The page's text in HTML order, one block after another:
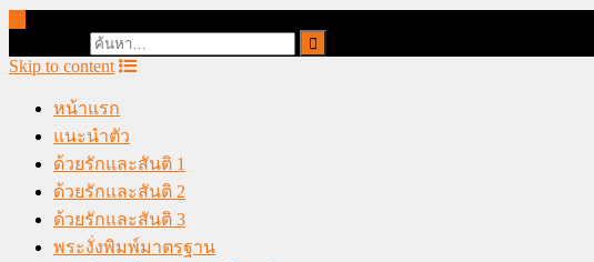
Skip to content
หน้าแรก
แนะนำตัว
ด้วยรักและสันติ 1
ด้วยรักและสันติ 2
ด้วยรักและสันติ 3
พระงั่งพิมพ์มาตรฐาน